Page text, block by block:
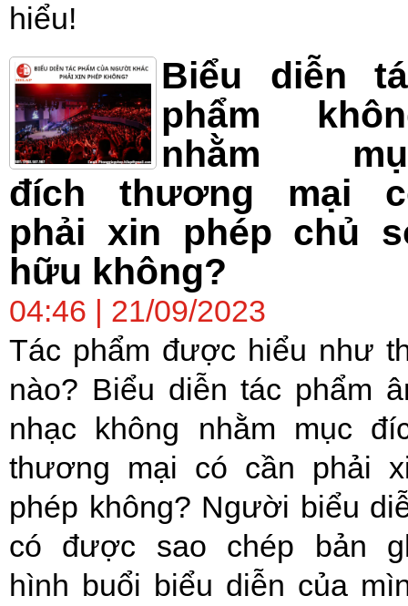
hiểu!
Biểu diễn
phẩm
nhằm
đích thương mại
phải xin phép chủ
hữu không?
04:46 | 21/09/2023
Tác phẩm được hiểu như
nào? Biểu diễn tác phẩm
nhạc không nhằm mục
thương mại có cần phải
phép không? Người biểu
có được sao chép bản
hình buổi biểu diễn của